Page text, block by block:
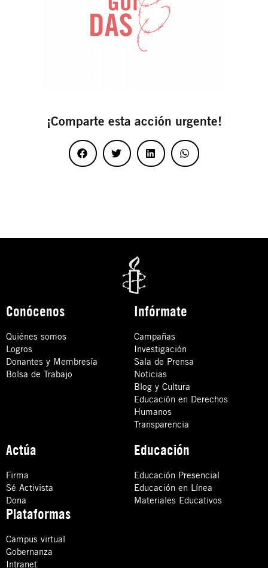
¡Comparte esta acción urgente!
Conócenos
Quiénes somos
Logros
Donantes y Membresía
Bolsa de Trabajo
Infórmate
Campañas
Investigación
Sala de Prensa
Noticias
Blog y Cultura
Educación en Derechos
Humanos
Transparencia
Actúa
Firma
Sé Activista
Dona
Educación
Educación Presencial
Educación en Línea
Materiales Educativos
Plataformas
Campus virtual
Gobernanza
Intranet